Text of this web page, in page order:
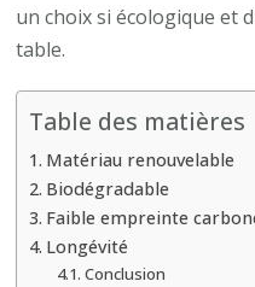
un choix si écologique et
table.
Table des matières
Matériau renouvelable
Biodégradable
Faible empreinte
Longévité
Conclusion